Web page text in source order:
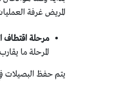
المريض غرفة
مرحلة اقتطاف
المرحلة ما
يتم حفظ البصيلات